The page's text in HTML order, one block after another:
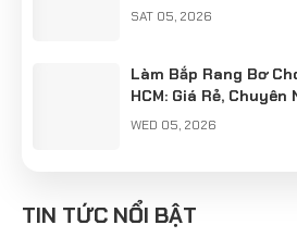
SAT 05, 2026
Làm Bắp Rang Bơ
HCM: Giá Rẻ, Chuyên
WED 05, 2026
Hà Nội: Giữ Hồn Nét
TIN TỨC NỔI BẬT